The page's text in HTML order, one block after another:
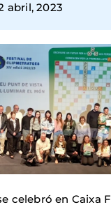
abril, 2023
celebró en Caixa